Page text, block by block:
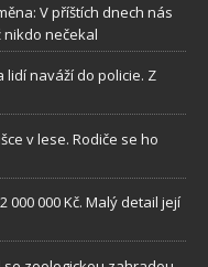
V příštích dnech nás
nečekal
lidí naváží do policie. Z
v lese. Rodiče se ho
000 Kč. Malý detail její